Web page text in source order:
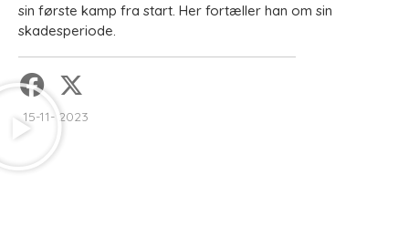
sin første kamp fra start. Her fortæller han om sin
skadesperiode.
15-11- 2023